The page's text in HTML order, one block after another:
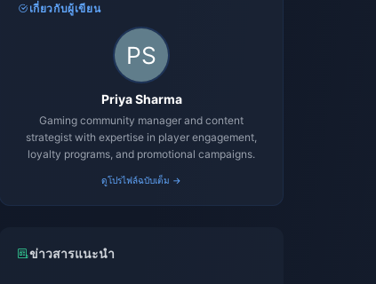
เกี่ยวกับผู้เขียน
Priya Sharma
Gaming community manager and content
strategist with expertise in player engagement,
loyalty programs, and promotional campaigns.
ดูโปรไฟล์ฉบับเต็ม →
ข่าวสารแนะนำ